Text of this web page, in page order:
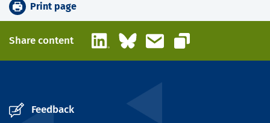
Print page
Share content LinkedInBlueskyEmail
Copy link
Feedback